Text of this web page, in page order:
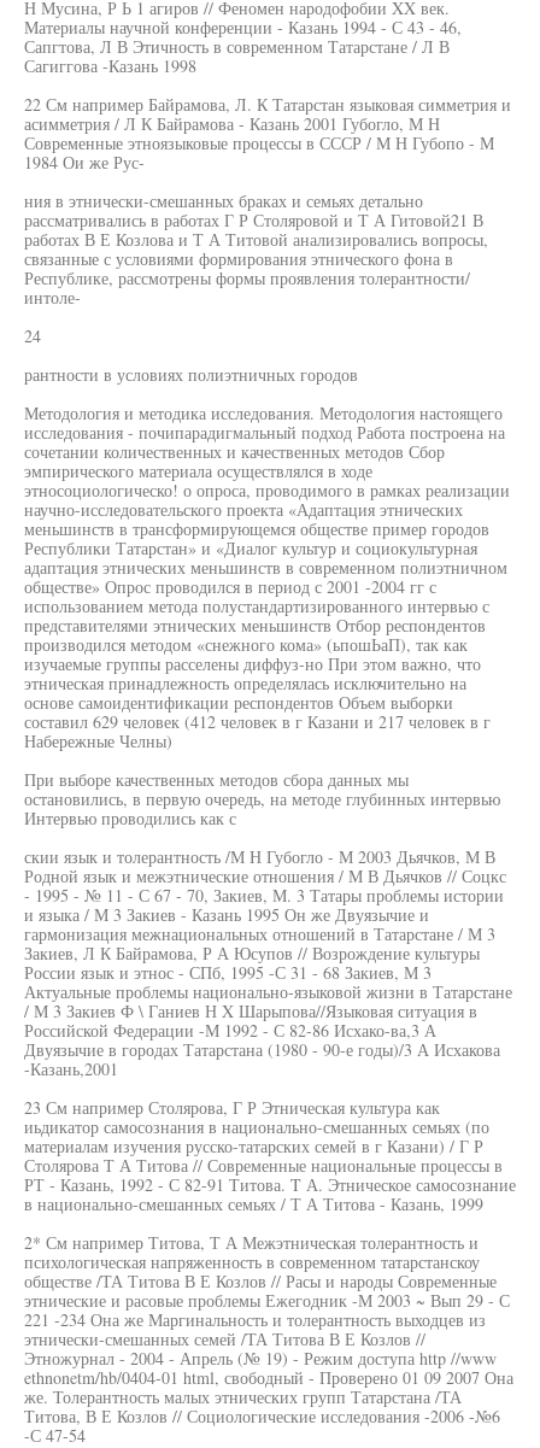
Н Мусина, Р Ь 1 агиров // Феномен народофобии XX век.
Материалы научной конференции - Казань 1994 - С 43 - 46,
Сапгтова, Л В Этичность в современном Татарстане / Л В
Сагиггова -Казань 1998
22 См например Байрамова, Л. К Татарстан языковая симметрия и
асимметрия / Л К Байрамова - Казань 2001 Губогло, М Н
Современные этноязыковые процессы в СССР / М Н Губопо - М
1984 Ои же Рус-
ния в этнически-смешанных браках и семьях детально
рассматривались в работах Г Р Столяровой и Т А Гитовой21 В
работах В Е Козлова и Т А Титовой анализировались вопросы,
связанные с условиями формирования этнического фона в
Республике, рассмотрены формы проявления толерантности/
интоле-
24
рантности в условиях полиэтничных городов
Методология и методика исследования. Методология настоящего
исследования - почипарадигмальный подход Работа построена на
сочетании количественных и качественных методов Сбор
эмпирического материала осуществлялся в ходе
этносоциологическо! о опроса, проводимого в рамках реализации
научно-исследовательского проекта «Адаптация этнических
меньшинств в трансформирующемся обществе пример городов
Республики Татарстан» и «Диалог культур и социокультурная
адаптация этнических меньшинств в современном полиэтничном
обществе» Опрос проводился в период с 2001 -2004 гг с
использованием метода полустандартизированного интервью с
представителями этнических меньшинств Отбор респондентов
производился методом «снежного кома» (ьпошЬаП), так как
изучаемые группы расселены диффуз-но При этом важно, что
этническая принадлежность определялась исключительно на
основе самоидентификации респондентов Объем выборки
составил 629 человек (412 человек в г Казани и 217 человек в г
Набережные Челны)
При выборе качественных методов сбора данных мы
остановились, в первую очередь, на методе глубинных интервью
Интервью проводились как с
скии язык и толерантность /М Н Губогло - М 2003 Дьячков, М В
Родной язык и межэтнические отношения / М В Дьячков // Соцкс
- 1995 - № 11 - С 67 - 70, Закиев, М. 3 Татары проблемы истории
и языка / М 3 Закиев - Казань 1995 Он же Двуязычие и
гармонизация межнациональных отношений в Татарстане / М 3
Закиев, Л К Байрамова, Р А Юсупов // Возрождение культуры
России язык и этнос - СПб, 1995 -С 31 - 68 Закиев, М 3
Актуальные проблемы национально-языковой жизни в Татарстане
/ М 3 Закиев Ф \ Ганиев Н X Шарыпова//Языковая ситуация в
Российской Федерации -М 1992 - С 82-86 Исхако-ва,3 А
Двуязычие в городах Татарстана (1980 - 90-е годы)/3 А Исхакова
-Казань,2001
23 См например Столярова, Г Р Этническая культура как
иьдикатор самосознания в национально-смешанных семьях (по
материалам изучения русско-татарских семей в г Казани) / Г Р
Столярова Т А Титова // Современные национальные процессы в
РТ - Казань, 1992 - С 82-91 Титова. T А. Этническое самосознание
в национально-смешанных семьях / Т А Титова - Казань, 1999
2* См например Титова, Т А Межэтническая толерантность и
психологическая напряженность в современном татарстанскоу
обществе /ТА Титова В Е Козлов // Расы и народы Современные
этнические и расовые проблемы Ежегодник -М 2003 ~ Вып 29 - С
221 -234 Она же Маргинальность и толерантность выходцев из
этнически-смешанных семей /ТА Титова В Е Козлов //
Этножурнал - 2004 - Апрель (№ 19) - Режим доступа http //www
ethnonetm/hb/0404-01 html, свободный - Проверено 01 09 2007 Она
же. Толерантность малых этнических групп Татарстана /ТА
Титова, В Е Козлов // Социологические исследования -2006 -№6
-С 47-54